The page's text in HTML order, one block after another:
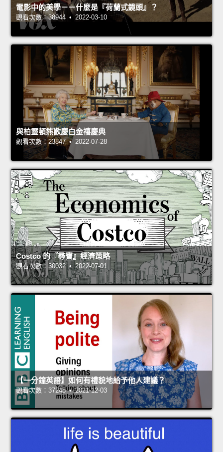
電影中的美學－－什麼是『荷蘭式鏡頭』？
觀看次數：38944 • 2022-03-10
與柏靈頓熊歡慶白金禧慶典
觀看次數：23847 • 2022-07-28
Costco 的『尋寶』經濟策略
觀看次數：30032 • 2022-07-01
【一分鐘英語】如何有禮貌地給予他人建議？
觀看次數：37248 • 2021-12-03